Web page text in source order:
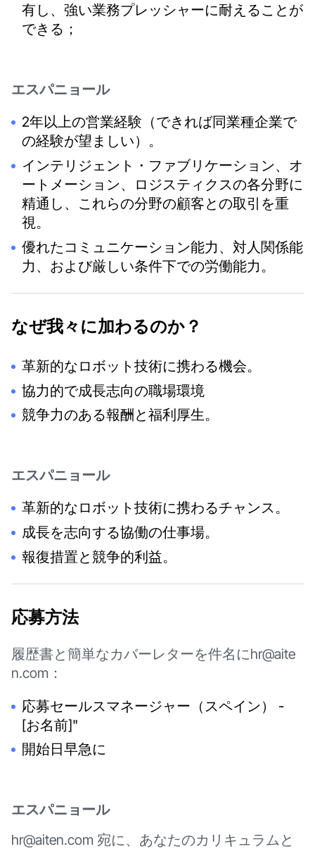
有し、強い業務プレッシャーに耐えることが
できる；
エスパニョール
2年以上の営業経験（できれば同業種企業で
の経験が望ましい）。
インテリジェント・ファブリケーション、オ
ートメーション、ロジスティクスの各分野に
精通し、これらの分野の顧客との取引を重
視。
優れたコミュニケーション能力、対人関係能
力、および厳しい条件下での労働能力。
なぜ我々に加わるのか？
革新的なロボット技術に携わる機会。
協力的で成長志向の職場環境
競争力のある報酬と福利厚生。
エスパニョール
革新的なロボット技術に携わるチャンス。
成長を志向する協働の仕事場。
報復措置と競争的利益。
応募方法
履歴書と簡単なカバーレターを件名にhr@aite
n.com：
応募セールスマネージャー（スペイン） -
[お名前]"
開始日早急に
エスパニョール
hr@aiten.com 宛に、あなたのカリキュラムと